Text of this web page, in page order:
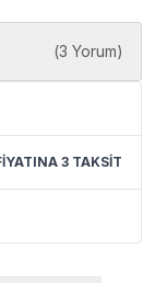
(3 Yorum)
3 TAKSİT